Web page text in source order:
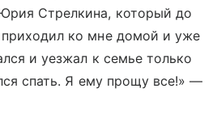
Стрелкина, который до
ко мне домой и уже
и уезжал к семье только
спать. Я ему прощу все!» —